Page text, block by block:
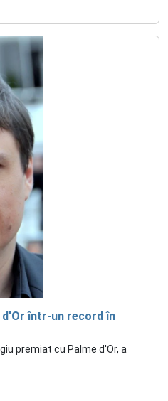
într-un record în
premiat cu Palme d'Or, a